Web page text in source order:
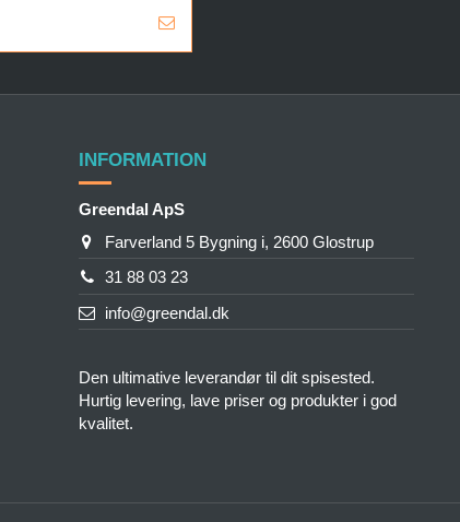
INFORMATION
Greendal ApS
Farverland 5 Bygning i, 2600 Glostrup
31 88 03 23
info@greendal.dk
Den ultimative leverandør til dit spisested.
Hurtig levering, lave priser og produkter i god
kvalitet.